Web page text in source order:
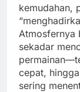
kemudahan,
Atmosfernya
sekadar
cepat,
sering